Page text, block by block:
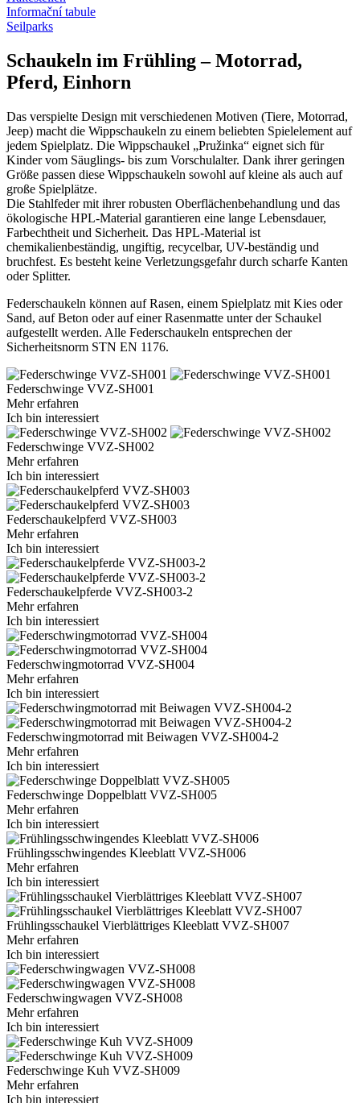
Informační tabule
Seilparks
Schaukeln im Frühling – Motorrad,
Pferd, Einhorn
Das verspielte Design mit verschiedenen Motiven (Tiere, Motorrad,
Jeep) macht die Wippschaukeln zu einem beliebten Spielelement auf
jedem Spielplatz. Die Wippschaukel „Pružinka“ eignet sich für
Kinder vom Säuglings- bis zum Vorschulalter. Dank ihrer geringen
Größe passen diese Wippschaukeln sowohl auf kleine als auch auf
große Spielplätze.
Die Stahlfeder mit ihrer robusten Oberflächenbehandlung und das
ökologische HPL-Material garantieren eine lange Lebensdauer,
Farbechtheit und Sicherheit. Das HPL-Material ist
chemikalienbeständig, ungiftig, recycelbar, UV-beständig und
bruchfest. Es besteht keine Verletzungsgefahr durch scharfe Kanten
oder Splitter.
Federschaukeln können auf Rasen, einem Spielplatz mit Kies oder
Sand, auf Beton oder auf einer Rasenmatte unter der Schaukel
aufgestellt werden. Alle Federschaukeln entsprechen der
Sicherheitsnorm STN EN 1176.
Federschwinge VVZ-SH001
Mehr erfahren
Ich bin interessiert
Federschwinge VVZ-SH002
Mehr erfahren
Ich bin interessiert
Federschaukelpferd VVZ-SH003
Mehr erfahren
Ich bin interessiert
Federschaukelpferde VVZ-SH003-2
Mehr erfahren
Ich bin interessiert
Federschwingmotorrad VVZ-SH004
Mehr erfahren
Ich bin interessiert
Federschwingmotorrad mit Beiwagen VVZ-SH004-2
Mehr erfahren
Ich bin interessiert
Federschwinge Doppelblatt VVZ-SH005
Mehr erfahren
Ich bin interessiert
Frühlingsschwingendes Kleeblatt VVZ-SH006
Mehr erfahren
Ich bin interessiert
Frühlingsschaukel Vierblättriges Kleeblatt VVZ-SH007
Mehr erfahren
Ich bin interessiert
Federschwingwagen VVZ-SH008
Mehr erfahren
Ich bin interessiert
Federschwinge Kuh VVZ-SH009
Mehr erfahren
Ich bin interessiert